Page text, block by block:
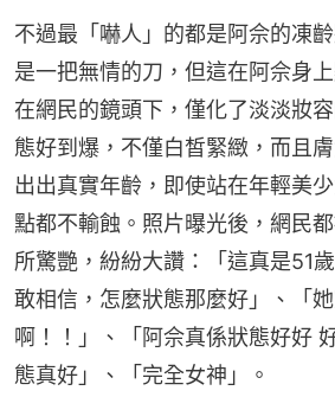
不過最「嚇人」的都是阿佘的凍
是一把無情的刀，但這在阿佘身
在網民的鏡頭下，僅化了淡淡妝
態好到爆，不僅白皙緊緻，而且
出出真實年齡，即使站在年輕美
點都不輸蝕。照片曝光後，網民
所驚艷，紛紛大讚：「這真是51
敢相信，怎麼狀態那麼好」、「
啊！！」、「阿佘真係狀態好好
態真好」、「完全女神」。